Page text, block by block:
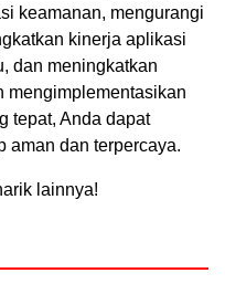
keamanan, mengurangi
kinerja aplikasi
dan meningkatkan
mengimplementasikan
tepat, Anda dapat
aman dan terpercaya.
lainnya!